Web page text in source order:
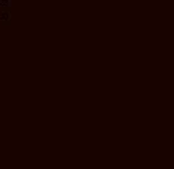
23
30